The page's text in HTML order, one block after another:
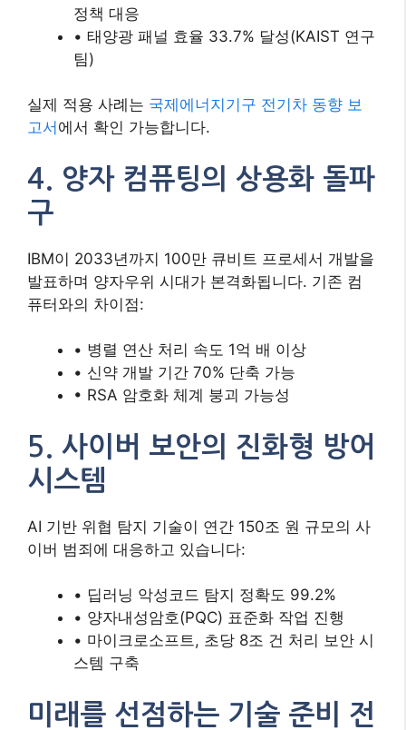
정책 대응
• 태양광 패널 효율 33.7% 달성(KAIST 연구
팀)
실제 적용 사례는 국제에너지기구 전기차 동향 보
고서 에서 확인 가능합니다.
4. 양자 컴퓨팅의 상용화 돌파
구
IBM이 2033년까지 100만 큐비트 프로세서 개발을
발표하며 양자우위 시대가 본격화됩니다. 기존 컴
퓨터와의 차이점:
• 병렬 연산 처리 속도 1억 배 이상
• 신약 개발 기간 70% 단축 가능
• RSA 암호화 체계 붕괴 가능성
5. 사이버 보안의 진화형 방어
시스템
AI 기반 위협 탐지 기술이 연간 150조 원 규모의 사
이버 범죄에 대응하고 있습니다:
• 딥러닝 악성코드 탐지 정확도 99.2%
• 양자내성암호(PQC) 표준화 작업 진행
• 마이크로소프트, 초당 8조 건 처리 보안 시
스템 구축
미래를 선점하는 기술 준비 전